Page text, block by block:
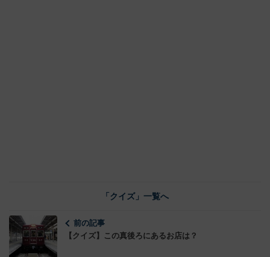
「クイズ」一覧へ
前の記事
【クイズ】この真後ろにあるお店は？